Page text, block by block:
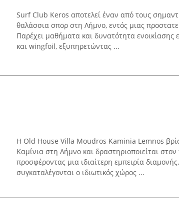
Surf Club Keros αποτελεί έναν από τους
θαλάσσια σπορ στη Λήμνο, εντός μιας
Παρέχει μαθήματα και δυνατότητα
και wingfoil, εξυπηρετώντας ...
Η Old House Villa Moudros Kaminia Lemnos
Καμίνια στη Λήμνο και δραστηριοποιείται
προσφέροντας μια ιδιαίτερη εμπειρία
συγκαταλέγονται ο ιδιωτικός χώρος ...